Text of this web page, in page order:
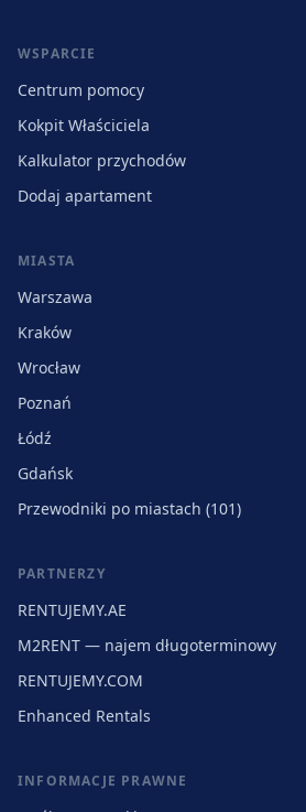
WSPARCIE
Centrum pomocy
Kokpit Właściciela
Kalkulator przychodów
Dodaj apartament
MIASTA
Warszawa
Kraków
Wrocław
Poznań
Łódź
Gdańsk
Przewodniki po miastach (101)
PARTNERZY
RENTUJEMY.AE
M2RENT — najem długoterminowy
RENTUJEMY.COM
Enhanced Rentals
INFORMACJE PRAWNE